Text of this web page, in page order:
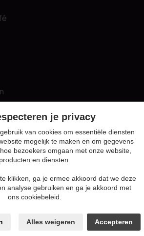
voorwaarden
Privacy en cookie policy
Sitemap
je privacy
van cookies om essentiële diensten
mogelijk te maken en om gegevens
bezoekers omgaan met onze website,
producten en diensten.
te klikken, ga je ermee akkoord dat we deze
analyse gebruiken en ga je akkoord met
ons cookiebeleid.
Alles weigeren Accepteren